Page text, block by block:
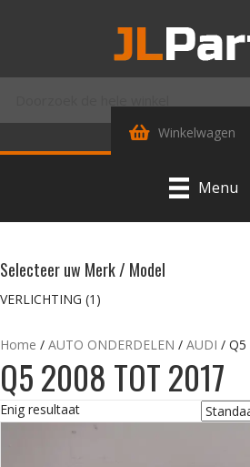
Winkelwagen
Menu
Selecteer uw Merk / Model
VERLICHTING (1)
Home / AUTO ONDERDELEN / AUDI / Q5
Q5 2008 TOT 2017
Enig resultaat